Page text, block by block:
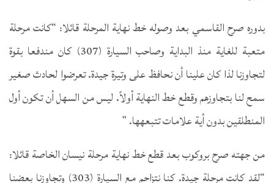
بدوره صرح القاسمي بعد وصوله خط نهاية المرحلة قائلا: “كانت مرحلة
متعبة للغاية منذ البداية وصاحب السيارة (307) كان مندفعا بقوة
لتجاوزنا لذا كان علينا أن نحافظ على وتيرة جيدة. تعرضوا لحادث صغير
سمح لنا بتجاوزهم وقطع خط النهاية أولاً. ليس من السهل أن تكون أول
المنطلقين بدون أية علامات تتبعهها. ”
من جهته صرح بروكوب بعد قطع خط نهاية مرحلة نيسان الخاصة قائلا:
“لقد كانت مرحلة جيدة. كنا نتزاحم مع السيارة (303) وتجاوزنا بعضنا